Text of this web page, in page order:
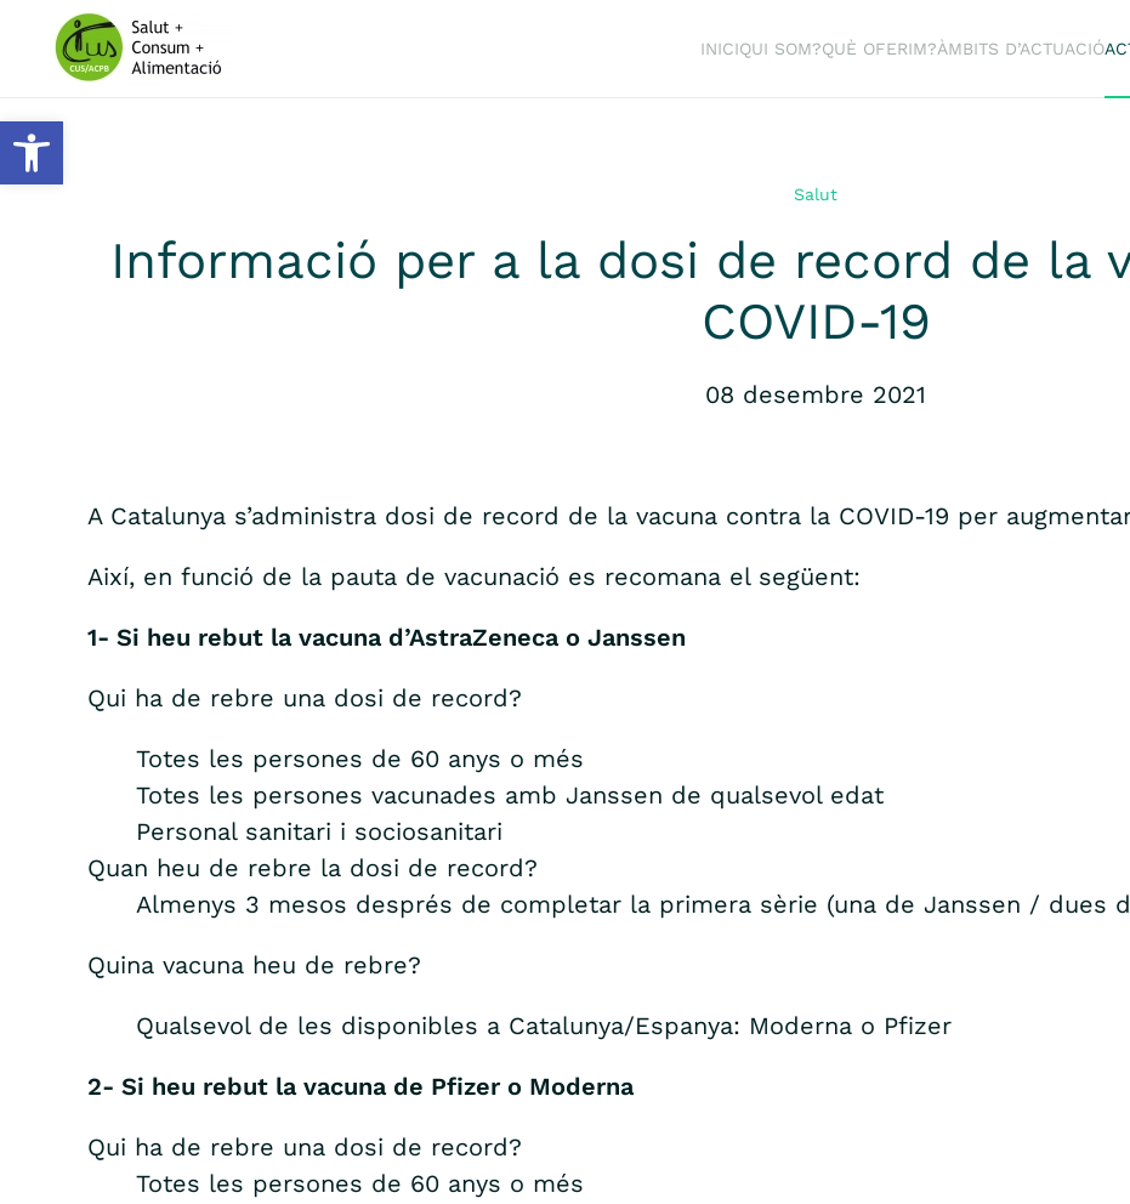
Obre la barra d'eines
Skip to main content
INICIQUI SOM?QUÈ OFERIM?ÀMBITS D’ACTUACIÓ
Salut
Informació per a la dosi de record de la
COVID-19
08 desembre 2021
A Catalunya s’administra dosi de record de la vacuna contra la COVID-19 per
Així, en funció de la pauta de vacunació es recomana el següent:
1- Si heu rebut la vacuna d’AstraZeneca o Janssen
Qui ha de rebre una dosi de record?
Totes les persones de 60 anys o més
Totes les persones vacunades amb Janssen de qualsevol edat
Personal sanitari i sociosanitari
Quan heu de rebre la dosi de record?
Almenys 3 mesos després de completar la primera sèrie (una de Janssen / dues
Quina vacuna heu de rebre?
Qualsevol de les disponibles a Catalunya/Espanya: Moderna o Pfizer
2- Si heu rebut la vacuna de Pfizer o Moderna
Qui ha de rebre una dosi de record?
Totes les persones de 60 anys o més